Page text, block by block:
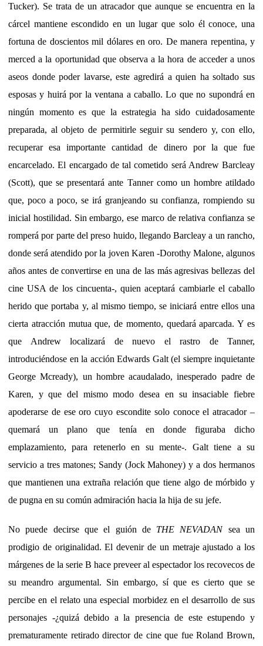
Tucker). Se trata de un atracador que aunque se encuentra en la
cárcel mantiene escondido en un lugar que solo él conoce, una
fortuna de doscientos mil dólares en oro. De manera repentina, y
merced a la oportunidad que observa a la hora de acceder a unos
aseos donde poder lavarse, este agredirá a quien ha soltado sus
esposas y huirá por la ventana a caballo. Lo que no supondrá en
ningún momento es que la estrategia ha sido cuidadosamente
preparada, al objeto de permitirle seguir su sendero y, con ello,
recuperar esa importante cantidad de dinero por la que fue
encarcelado. El encargado de tal cometido será Andrew Barcleay
(Scott), que se presentará ante Tanner como un hombre atildado
que, poco a poco, se irá granjeando su confianza, rompiendo su
inicial hostilidad. Sin embargo, ese marco de relativa confianza se
romperá por parte del preso huido, llegando Barcleay a un rancho,
donde será atendido por la joven Karen -Dorothy Malone, algunos
años antes de convertirse en una de las más agresivas bellezas del
cine USA de los cincuenta-, quien aceptará cambiarle el caballo
herido que portaba y, al mismo tiempo, se iniciará entre ellos una
cierta atracción mutua que, de momento, quedará aparcada. Y es
que Andrew localizará de nuevo el rastro de Tanner,
introduciéndose en la acción Edwards Galt (el siempre inquietante
George Mcready), un hombre acaudalado, inesperado padre de
Karen, y que del mismo modo desea en su insaciable fiebre
apoderarse de ese oro cuyo escondite solo conoce el atracador –
quemará un plano que tenía en donde figuraba dicho
emplazamiento, para retenerlo en su mente-. Galt tiene a su
servicio a tres matones; Sandy (Jock Mahoney) y a dos hermanos
que mantienen una extraña relación que tiene algo de mórbido y
de pugna en su común admiración hacia la hija de su jefe.
No puede decirse que el guión de THE NEVADANsea un
prodigio de originalidad. El devenir de un metraje ajustado a los
márgenes de la serie B hace preveer al espectador los recovecos de
su meandro argumental. Sin embargo, sí que es cierto que se
percibe en el relato una especial morbidez en el desarrollo de sus
personajes -¿quizá debido a la presencia de este estupendo y
prematuramente retirado director de cine que fue Roland Brown,